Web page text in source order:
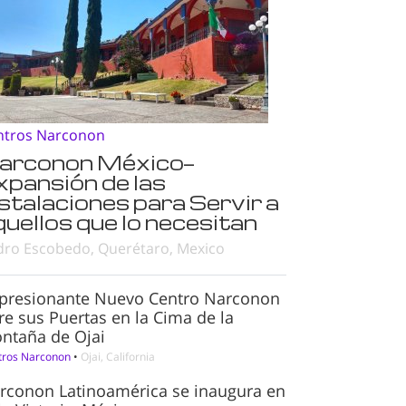
Narconon
México—
de las
para Servir a
que lo necesitan
Escobedo, Querétaro, Mexico
Nuevo Centro Narconon
sus Puertas en la Cima de la
de Ojai
Narconon • Ojai, California
Latinoamérica se inaugura en